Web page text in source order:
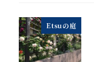
Etsuの庭